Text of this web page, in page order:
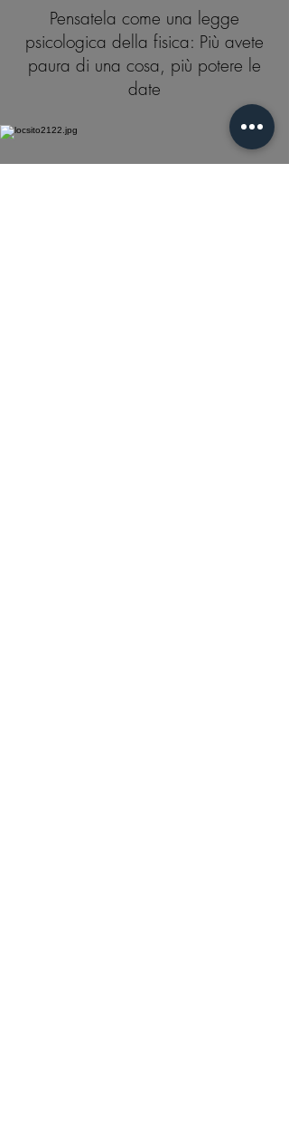
Pensatela come una legge
psicologica della fisica: Più avete
paura di una cosa, più potere le
date